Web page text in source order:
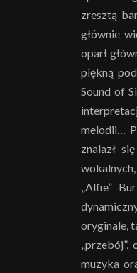
zresztą
głównie
oparł
piękną
Sound of
melodii…
znalazł
„Alfie”
oryginale,
„przebój”,
muzyka